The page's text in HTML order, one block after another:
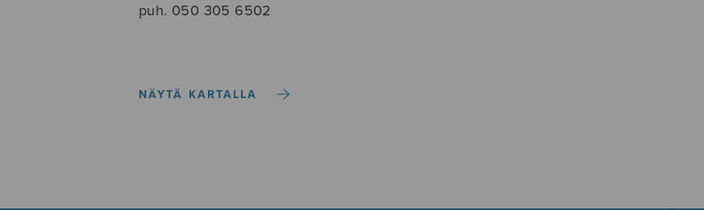
puh. 050 305 6502
NÄYTÄ KARTALLA